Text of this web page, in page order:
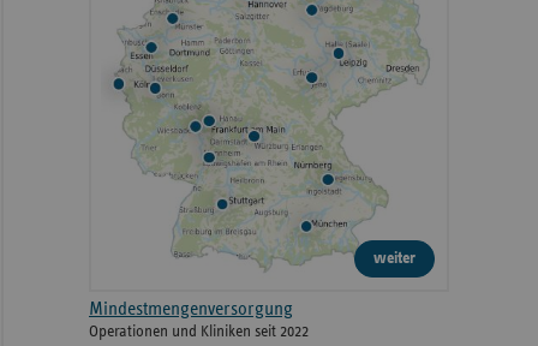
weiter
Mindestmengenversorgung
Operationen und Kliniken seit 2022